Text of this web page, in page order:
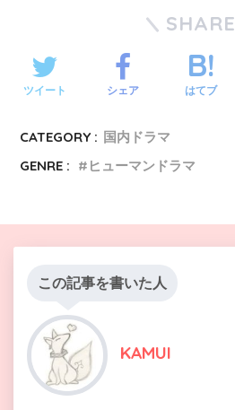
SHARE
ツイート シェア はてブ
CATEGORY : 国内ドラマ
GENRE :
ヒューマンドラマ
この記事を書いた人
KAMUI